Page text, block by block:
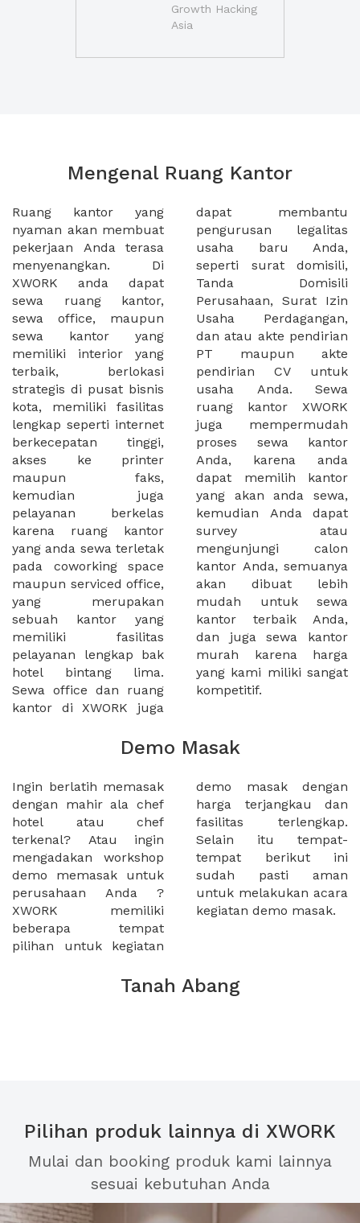
Growth Hacking
Asia
Mengenal Ruang Kantor
Ruang kantor yang
nyaman akan membuat
pekerjaan Anda terasa
menyenangkan. Di
XWORK anda dapat
sewa ruang kantor,
sewa office, maupun
sewa kantor yang
memiliki interior yang
terbaik, berlokasi
strategis di pusat bisnis
kota, memiliki fasilitas
lengkap seperti internet
berkecepatan tinggi,
akses ke printer
maupun faks,
kemudian juga
pelayanan berkelas
karena ruang kantor
yang anda sewa terletak
pada coworking space
maupun serviced office,
yang merupakan
sebuah kantor yang
memiliki fasilitas
pelayanan lengkap bak
hotel bintang lima.
Sewa office dan ruang
kantor di XWORK juga
dapat membantu
pengurusan legalitas
usaha baru Anda,
seperti surat domisili,
Tanda Domisili
Perusahaan, Surat Izin
Usaha Perdagangan,
dan atau akte pendirian
PT maupun akte
pendirian CV untuk
usaha Anda. Sewa
ruang kantor XWORK
juga mempermudah
proses sewa kantor
Anda, karena anda
dapat memilih kantor
yang akan anda sewa,
kemudian Anda dapat
survey atau
mengunjungi calon
kantor Anda, semuanya
akan dibuat lebih
mudah untuk sewa
kantor terbaik Anda,
dan juga sewa kantor
murah karena harga
yang kami miliki sangat
kompetitif.
Demo Masak
Ingin berlatih memasak
dengan mahir ala chef
hotel atau chef
terkenal? Atau ingin
mengadakan workshop
demo memasak untuk
perusahaan Anda ?
XWORK memiliki
beberapa tempat
pilihan untuk kegiatan
demo masak dengan
harga terjangkau dan
fasilitas terlengkap.
Selain itu tempat-
tempat berikut ini
sudah pasti aman
untuk melakukan acara
kegiatan demo masak.
Tanah Abang
Pilihan produk lainnya di XWORK
Mulai dan booking produk kami lainnya
sesuai kebutuhan Anda